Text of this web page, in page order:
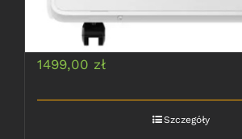
Klimatyzator
ANDE 2,6 kW
1499,00 zł
Szczegóły